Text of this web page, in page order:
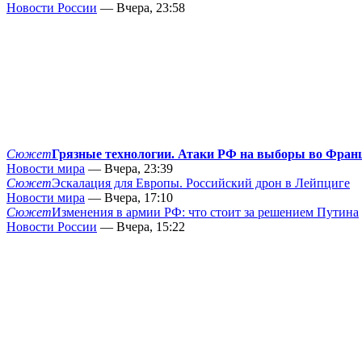
Новости России — Вчера, 23:58
СюжетГрязные технологии. Атаки РФ на выборы во
Новости мира — Вчера, 23:39
СюжетЭскалация для Европы. Российский дрон в Лейпциге
Новости мира — Вчера, 17:10
СюжетИзменения в армии РФ: что стоит за решением Путина
Новости России — Вчера, 15:22